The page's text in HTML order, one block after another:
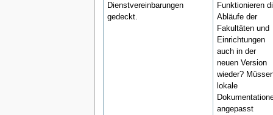
Dienstvereinbarungen
gedeckt.
Funktionieren
Abläufe der
Fakultäten und
Einrichtungen
auch in der
neuen Version
wieder?
lokale
angepasst